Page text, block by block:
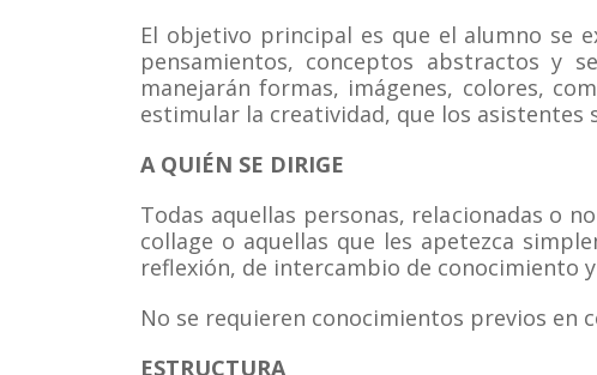
El objetivo principal es que el alumno se
pensamientos, conceptos abstractos y
manejarán formas, imágenes, colores,
estimular la creatividad, que los asistentes
A QUIÉN SE DIRIGE
Todas aquellas personas, relacionadas o
collage o aquellas que les apetezca
reflexión, de intercambio de conocimiento
No se requieren conocimientos previos en
ESTRUCTURA